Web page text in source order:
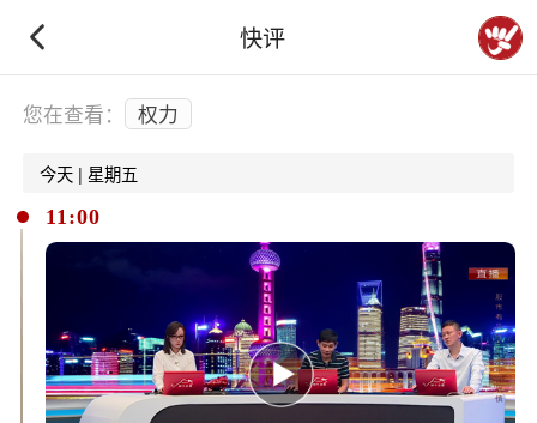
快评
下拉刷新
您在查看： 权力
今天 | 星期五
11:00